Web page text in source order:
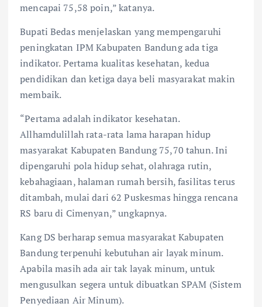
mencapai 75,58 poin,” katanya.
Bupati Bedas menjelaskan yang mempengaruhi
peningkatan IPM Kabupaten Bandung ada tiga
indikator. Pertama kualitas kesehatan, kedua
pendidikan dan ketiga daya beli masyarakat makin
membaik.
“Pertama adalah indikator kesehatan.
Allhamdulillah rata-rata lama harapan hidup
masyarakat Kabupaten Bandung 75,70 tahun. Ini
dipengaruhi pola hidup sehat, olahraga rutin,
kebahagiaan, halaman rumah bersih, fasilitas terus
ditambah, mulai dari 62 Puskesmas hingga rencana
RS baru di Cimenyan,” ungkapnya.
Kang DS berharap semua masyarakat Kabupaten
Bandung terpenuhi kebutuhan air layak minum.
Apabila masih ada air tak layak minum, untuk
mengusulkan segera untuk dibuatkan SPAM (Sistem
Penyediaan Air Minum).